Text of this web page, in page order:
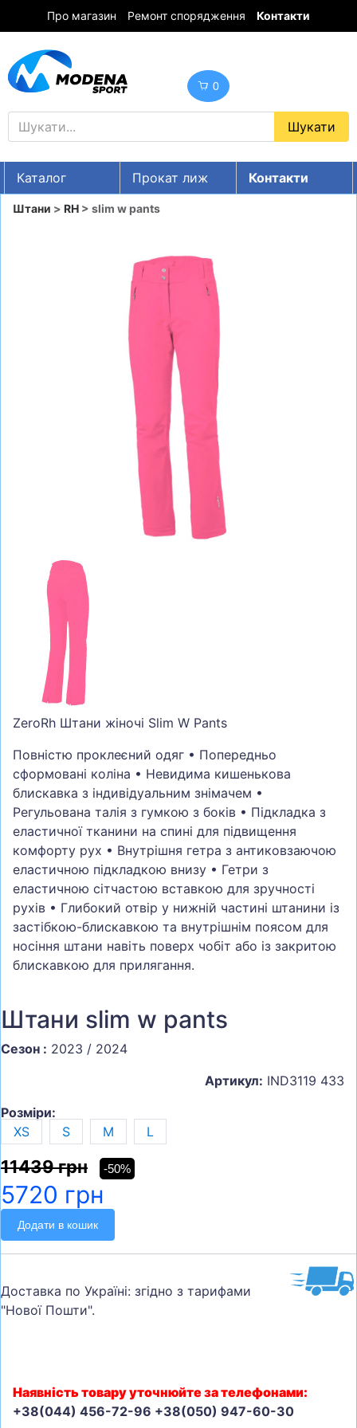
Про магазин Ремонт спорядження Контакти
0
Каталог Прокат лиж
Контакти
UA RU EN
ШОЛОМИ, ЗАХИСТ, ОКУЛЯРИ
БІГ, ФІТНЕС, М'ЯЧІ
ТЕНІС, БАДМІНТОН
ВОДНІ ВИДИ СПОРТУ
ТУРИЗМ
Штани > RH > slim w pants
ZeroRh Штани жіночі Slim W Pants
Повністю проклеєний одяг • Попередньо
сформовані коліна • Невидима кишенькова
блискавка з індивідуальним знімачем •
Регульована талія з гумкою з боків • Підкладка з
еластичної тканини на спині для підвищення
комфорту рух • Внутрішня гетра з антиковзаючою
еластичною підкладкою внизу • Гетри з
еластичною сітчастою вставкою для зручності
рухів • Глибокий отвір у нижній частині штанини із
застібкою-блискавкою та внутрішнім поясом для
носіння штани навіть поверх чобіт або із закритою
блискавкою для прилягання.
Штани slim w pants
Сезон : 2023 / 2024
Артикул: IND3119 433
Розміри:
XS
S M L
11439 грн -50%
5720 грн
Додати в кошик
Доставка по Україні: згідно з тарифами
"Нової Пошти".
Наявність товару уточнюйте за телефонами:
+38(044) 456-72-96 +38(050) 947-60-30